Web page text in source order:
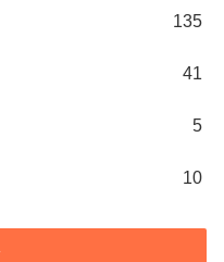
135
41
5
10